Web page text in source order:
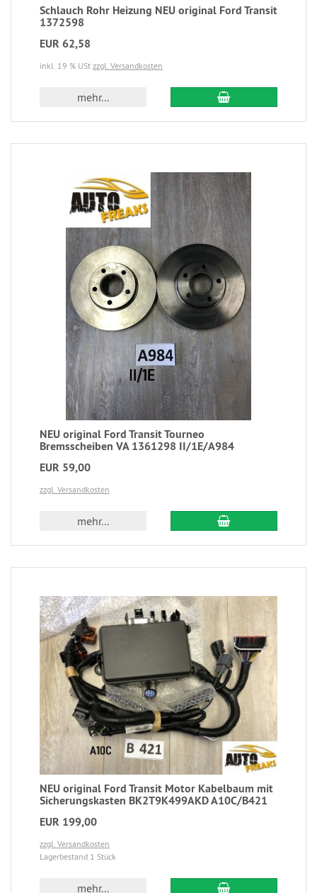
Schlauch Rohr Heizung NEU original Ford Transit
1372598
EUR 62,58
inkl. 19 % USt zzgl. Versandkosten
mehr...
NEU original Ford Transit Tourneo
Bremsscheiben VA 1361298 II/1E/A984
EUR 59,00
zzgl. Versandkosten
mehr...
NEU original Ford Transit Motor Kabelbaum mit
Sicherungskasten BK2T9K499AKD A10C/B421
EUR 199,00
zzgl. Versandkosten
Lagerbestand 1 Stück
mehr...